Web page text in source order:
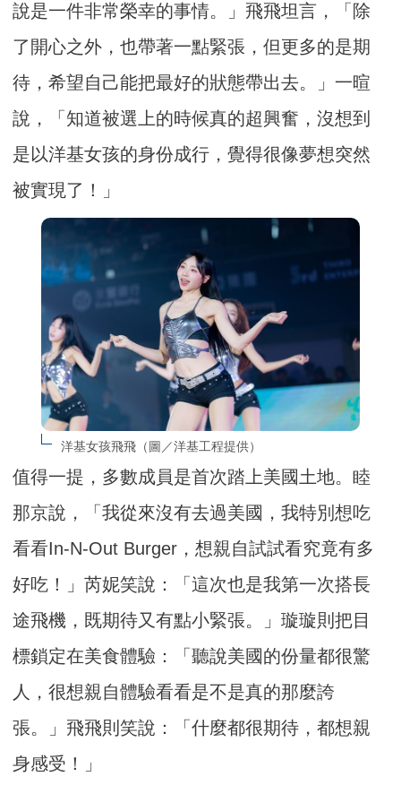
說是一件非常榮幸的事情。」飛飛坦言，「除
了開心之外，也帶著一點緊張，但更多的是期
待，希望自己能把最好的狀態帶出去。」一暄
說，「知道被選上的時候真的超興奮，沒想到
是以洋基女孩的身份成行，覺得很像夢想突然
被實現了！」
洋基女孩飛飛（圖／洋基工程提供）
值得一提，多數成員是首次踏上美國土地。睦
那京說，「我從來沒有去過美國，我特別想吃
看看In-N-Out Burger，想親自試試看究竟有多
好吃！」芮妮笑說：「這次也是我第一次搭長
途飛機，既期待又有點小緊張。」璇璇則把目
標鎖定在美食體驗：「聽說美國的份量都很驚
人，很想親自體驗看看是不是真的那麼誇
張。」飛飛則笑說：「什麼都很期待，都想親
身感受！」